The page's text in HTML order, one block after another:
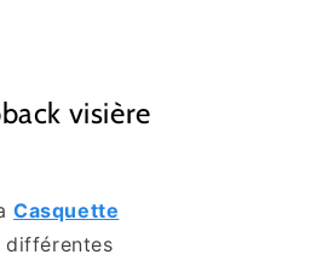
visière
Casquette
différentes